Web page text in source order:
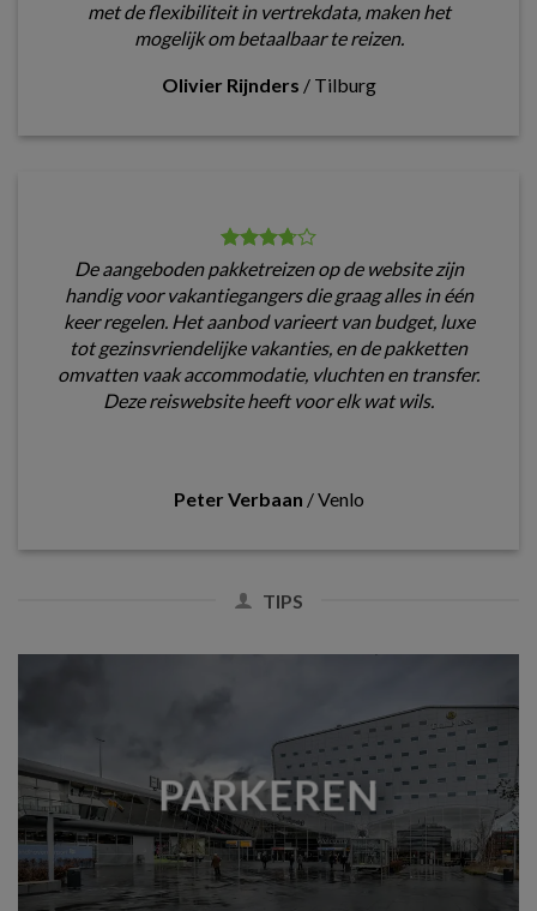
met de flexibiliteit in vertrekdata, maken het
mogelijk om betaalbaar te reizen.
Olivier Rijnders / Tilburg
De aangeboden pakketreizen op de website zijn
handig voor vakantiegangers die graag alles in één
keer regelen. Het aanbod varieert van budget, luxe
tot gezinsvriendelijke vakanties, en de pakketten
omvatten vaak accommodatie, vluchten en transfer.
Deze reiswebsite heeft voor elk wat wils.
Peter Verbaan /Venlo
TIPS
PARKEREN